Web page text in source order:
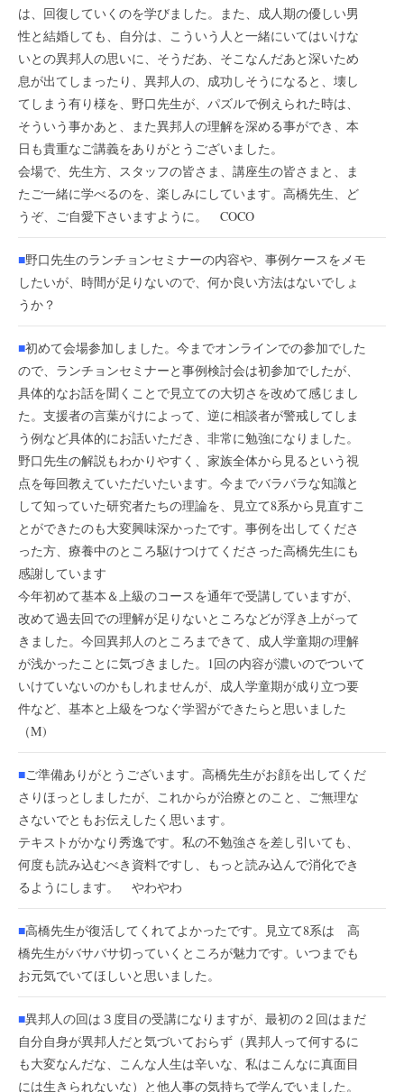
は、回復していくのを学びました。また、成人期の優しい男
性と結婚しても、自分は、こういう人と一緒にいてはいけな
いとの異邦人の思いに、そうだあ、そこなんだあと深いため
息が出てしまったり、異邦人の、成功しそうになると、壊し
てしまう有り様を、野口先生が、パズルで例えられた時は、
そういう事かあと、また異邦人の理解を深める事ができ、本
日も貴重なご講義をありがとうございました。
会場で、先生方、スタッフの皆さま、講座生の皆さまと、ま
たご一緒に学べるのを、楽しみにしています。高橋先生、ど
うぞ、ご自愛下さいますように。 COCO
■野口先生のランチョンセミナーの内容や、事例ケースをメモ
したいが、時間が足りないので、何か良い方法はないでしょ
うか？
■初めて会場参加しました。今までオンラインでの参加でした
ので、ランチョンセミナーと事例検討会は初参加でしたが、
具体的なお話を聞くことで見立ての大切さを改めて感じまし
た。支援者の言葉がけによって、逆に相談者が警戒してしま
う例など具体的にお話いただき、非常に勉強になりました。
野口先生の解説もわかりやすく、家族全体から見るという視
点を毎回教えていただいたいます。今までバラバラな知識と
して知っていた研究者たちの理論を、見立て8系から見直すこ
とができたのも大変興味深かったです。事例を出してくださ
った方、療養中のところ駆けつけてくださった高橋先生にも
感謝しています
今年初めて基本＆上級のコースを通年で受講していますが、
改めて過去回での理解が足りないところなどが浮き上がって
きました。今回異邦人のところまできて、成人学童期の理解
が浅かったことに気づきました。1回の内容が濃いのでついて
いけていないのかもしれませんが、成人学童期が成り立つ要
件など、基本と上級をつなぐ学習ができたらと思いました
（M)
■ご準備ありがとうございます。高橋先生がお顔を出してくだ
さりほっとしましたが、これからが治療とのこと、ご無理な
さないでともお伝えしたく思います。
テキストがかなり秀逸です。私の不勉強さを差し引いても、
何度も読み込むべき資料ですし、もっと読み込んで消化でき
るようにします。 やわやわ
■高橋先生が復活してくれてよかったです。見立て8系は 高
橋先生がバサバサ切っていくところが魅力です。いつまでも
お元気でいてほしいと思いました。
■異邦人の回は３度目の受講になりますが、最初の２回はまだ
自分自身が異邦人だと気づいておらず（異邦人って何するに
も大変なんだな、こんな人生は辛いな、私はこんなに真面目
には生きられないな）と他人事の気持ちで学んでいました。